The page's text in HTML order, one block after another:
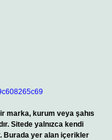
marka, kurum veya şahıs
Sitede yalnızca kendi
Burada yer alan içerikler